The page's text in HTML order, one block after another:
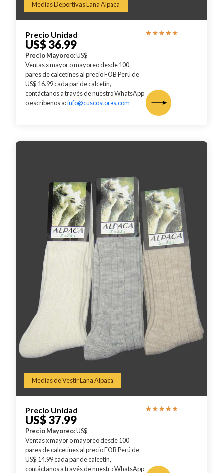
Medias Deportivas Lana Alpaca
Precio Unidad
US$ 36.99
Precio Mayoreo: US$
Ventas x mayor o mayoreo desde 100
pares de calcetines al precio FOB Perú de
US$ 16.99 cada par de calcetín,
contáctanos a través de nuestro WhatsApp
o escríbenos a:info@cuscostores.com
Medias de Vestir Lana Alpaca
Precio Unidad
US$ 37.99
Precio Mayoreo: US$
Ventas x mayor o mayoreo desde 100
pares de calcetines al precio FOB Perú de
US$ 14.99 cada par de calcetín,
contáctanos a través de nuestro WhatsApp